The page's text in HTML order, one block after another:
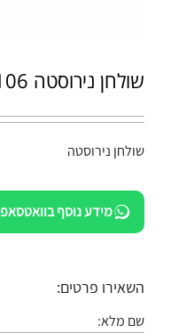
שולחן נירוסטה AC106
שולחן נירוסטה
מידע נוסף בוואטסאפ
השאירו פרטים:
שם מלא: